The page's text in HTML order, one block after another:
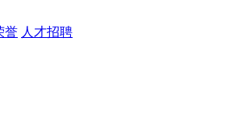
誉 人才招聘